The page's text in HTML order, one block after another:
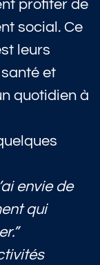
profiter de
social. Ce
leurs
et
quotidien à
envie de
qui